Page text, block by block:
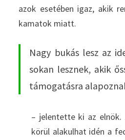
azok esetében igaz, akik
kamatok miatt.
Nagy bukás lesz az
sokan lesznek, akik
támogatásra
– jelentette ki az elnök.
körül alakulhat idén a